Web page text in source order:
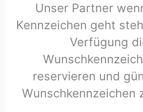
Unser Partner
Kennzeichen geht
Verfügung
reservieren und
Wunschkennzeichen